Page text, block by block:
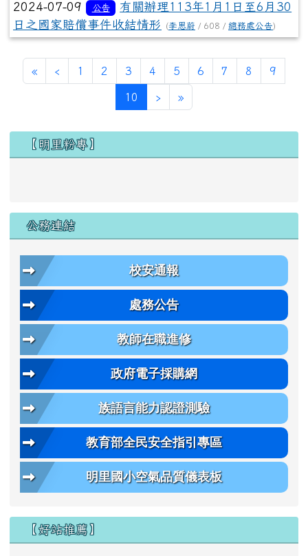
2024-07-09 公告
有關辦理113年1月1日至6月30
日之國家賠償事件收結情形
(李思蔚 / 608 / 總務處公告)
«第一頁
‹ 上一頁
1 2 3 4 5 6 7 8 9
10 (目前頁次)
›下一頁
»最後頁
左邊區域內容
【明里粉專】
公務連結
校安通報
處務公告
教師在職進修
政府電子採購網
族語言能力認證測驗
教育部全民安全指引專區
明里國小空氣品質儀表板
【好站推薦】